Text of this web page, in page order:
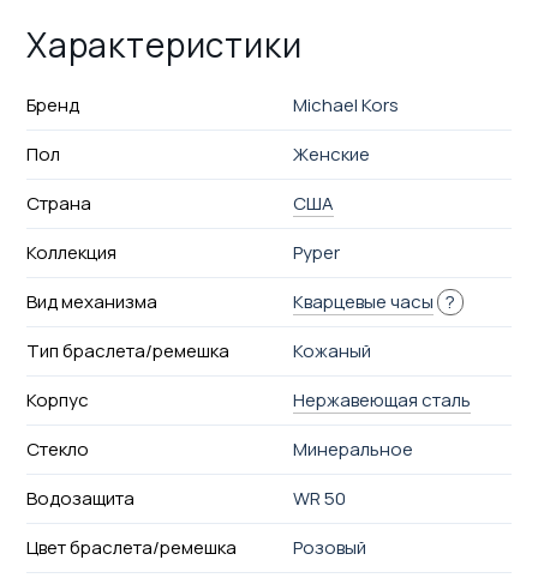
Характеристики
Бренд
Michael Kors
Пол
Женские
Страна
США
Коллекция
Pyper
Вид механизма
Кварцевые часы ?
Тип браслета/ремешка
Кожаный
Корпус
Нержавеющая сталь
Стекло
Минеральное
Водозащита
WR 50
Цвет браслета/ремешка
Розовый